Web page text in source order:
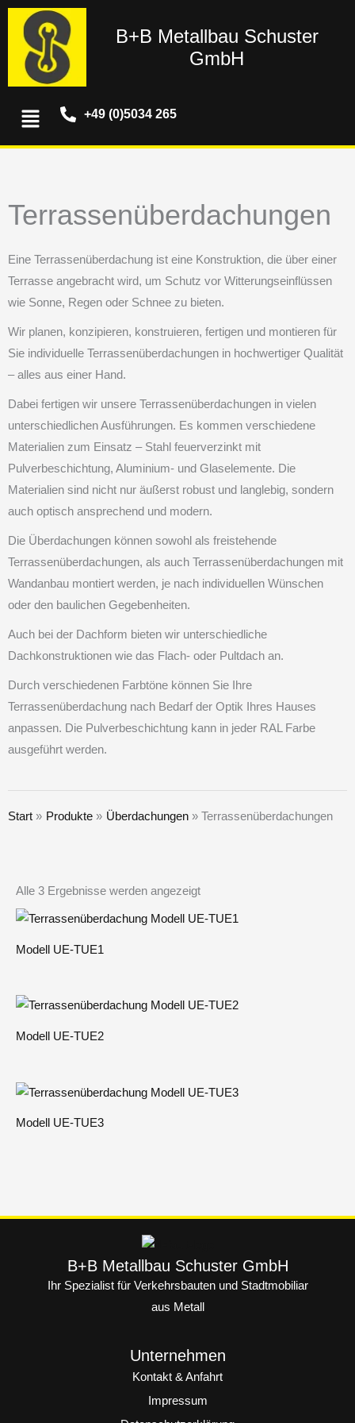
Zum
Inhalt
springen
B+B Metallbau Schuster
GmbH
Menü +49 (0)5034 265
Terrassenüberdachungen
Eine Terrassenüberdachung ist eine Konstruktion, die über einer
Terrasse angebracht wird, um Schutz vor Witterungseinflüssen
wie Sonne, Regen oder Schnee zu bieten.
Wir planen, konzipieren, konstruieren, fertigen und montieren für
Sie individuelle Terrassenüberdachungen in hochwertiger Qualität
– alles aus einer Hand.
Dabei fertigen wir unsere Terrassenüberdachungen in vielen
unterschiedlichen Ausführungen. Es kommen verschiedene
Materialien zum Einsatz – Stahl feuerverzinkt mit
Pulverbeschichtung, Aluminium- und Glaselemente. Die
Materialien sind nicht nur äußerst robust und langlebig, sondern
auch optisch ansprechend und modern.
Die Überdachungen können sowohl als freistehende
Terrassenüberdachungen, als auch Terrassenüberdachungen mit
Wandanbau montiert werden, je nach individuellen Wünschen
oder den baulichen Gegebenheiten.
Auch bei der Dachform bieten wir unterschiedliche
Dachkonstruktionen wie das Flach- oder Pultdach an.
Durch verschiedenen Farbtöne können Sie Ihre
Terrassenüberdachung nach Bedarf der Optik Ihres Hauses
anpassen. Die Pulverbeschichtung kann in jeder RAL Farbe
ausgeführt werden.
Start Produkte Überdachungen Terrassenüberdachungen
Alle 3 Ergebnisse werden angezeigt
Modell UE-TUE1
Modell UE-TUE2
Modell UE-TUE3
B+B Metallbau Schuster GmbH
Ihr Spezialist für Verkehrsbauten und Stadtmobiliar
aus Metall
Unternehmen
Kontakt & Anfahrt
Impressum